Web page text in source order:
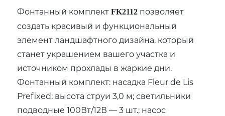
Фонтанный комплектFK2112 позволяет
создать красивый и функциональный
элемент ландшафтного дизайна, который
станет украшением вашего участка и
источником прохлады в жаркие дни.
Фонтанный комплект: насадка Fleur de Lis
Prefixed; высота струи 3,0 м; светильники
подводные 100Вт/12В — 3 шт.; насос